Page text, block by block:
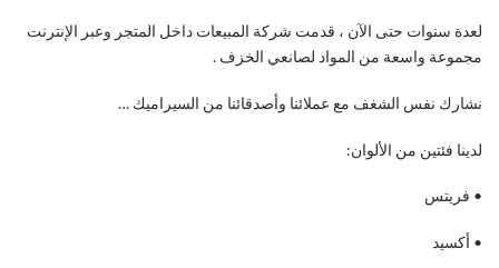
لعدة سنوات حتى الآن ، قدمت شركة المبيعات داخل المتجر وعبر الإنترنت
مجموعة واسعة من المواد لصانعي الخزف .
نشارك نفس الشغف مع عملائنا وأصدقائنا من السيراميك …
لدينا فئتين من الألوان:
• فريتس
• أكسيد